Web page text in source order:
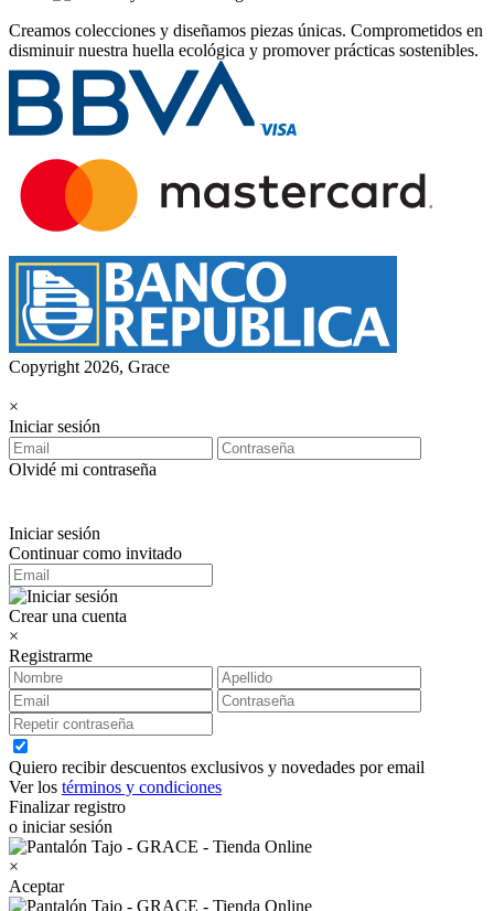
Creamos colecciones y diseñamos piezas únicas. Comprometidos en
disminuir nuestra huella ecológica y promover prácticas sostenibles.
Copyright 2026, Grace
×
Iniciar sesión
Olvidé mi contraseña
Iniciar sesión
Continuar como invitado
Crear una cuenta
×
Registrarme
Quiero recibir descuentos exclusivos y novedades por email
Ver los términos y condiciones
Finalizar registro
o iniciar sesión
×
Aceptar